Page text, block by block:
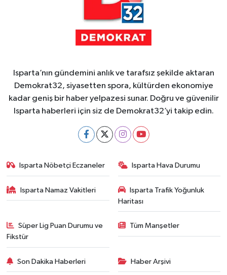
Isparta’nın gündemini anlık ve tarafsız şekilde aktaran
Demokrat32, siyasetten spora, kültürden ekonomiye
kadar geniş bir haber yelpazesi sunar. Doğru ve güvenilir
Isparta haberleri için siz de Demokrat32’yi takip edin.
Isparta Nöbetçi Eczaneler Isparta Hava Durumu
Isparta Namaz Vakitleri
Isparta Trafik Yoğunluk
Haritası
Süper Lig Puan Durumu ve
Fikstür
Tüm Manşetler
Son Dakika Haberleri Haber Arşivi